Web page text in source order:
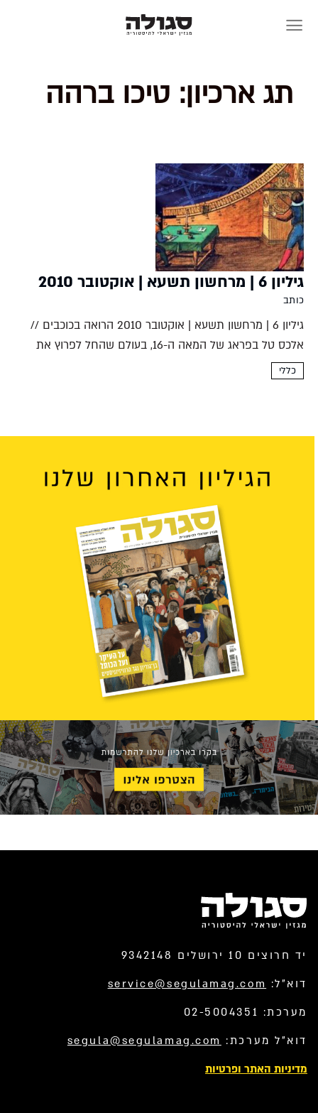
תג ארכיון: טיכו ברהה
גיליון 6 | מרחשון תשעא | אוקטובר 2010
כותב
גיליון 6 | מרחשון תשעא | אוקטובר 2010 הרואה בכוכבים //
אלכס טל בפראג של המאה ה-16, בעולם שהחל לפרוץ את
המסגרות המדעיות והדתיות של ימי הביניים, היה דוד גאנז
כללי
יד חרוצים 10 ירושלים 9342148
דוא”ל: service@segulamag.com
מערכת: 02-5004351
דוא”ל מערכת: segula@segulamag.com
מדיניות האתר ופרטיות